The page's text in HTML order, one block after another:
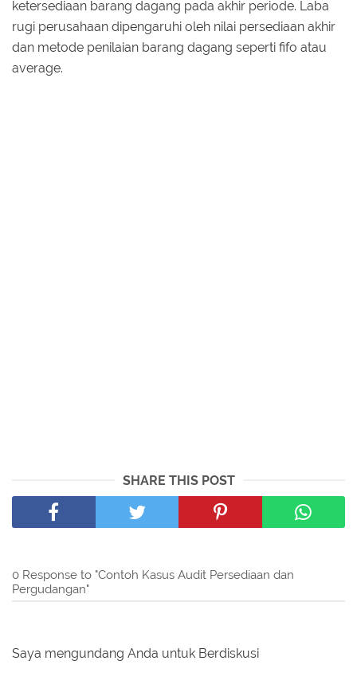
ketersediaan barang dagang pada akhir periode. Laba
rugi perusahaan dipengaruhi oleh nilai persediaan akhir
dan metode penilaian barang dagang seperti fifo atau
average.
SHARE THIS POST
0 Response to "Contoh Kasus Audit Persediaan dan
Pergudangan"
Saya mengundang Anda untuk Berdiskusi